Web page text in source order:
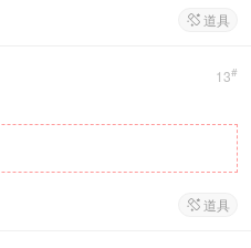
 道具
13#
 道具